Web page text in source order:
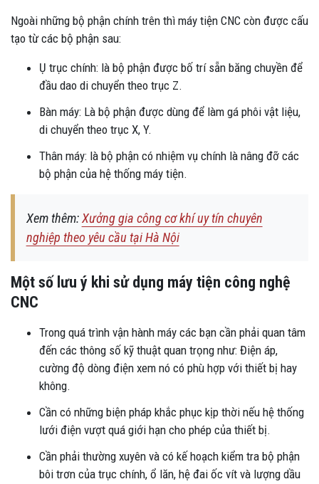
Ngoài những bộ phận chính trên thì máy tiện CNC còn được cấu
tạo từ các bộ phận sau:
Ụ trục chính: là bộ phận được bố trí sẵn băng chuyền để
đầu dao di chuyển theo trục Z.
Bàn máy: Là bộ phận được dùng để làm gá phôi vật liệu,
di chuyển theo trục X, Y.
Thân máy: là bộ phận có nhiệm vụ chính là nâng đỡ các
bộ phận của hệ thống máy tiện.
Xem thêm:Xưởng gia công cơ khí uy tín chuyên
nghiệp theo yêu cầu tại Hà Nội
Một số lưu ý khi sử dụng máy tiện công nghệ
CNC
Trong quá trình vận hành máy các bạn cần phải quan tâm
đến các thông số kỹ thuật quan trọng như: Điện áp,
cường độ dòng điện xem nó có phù hợp với thiết bị hay
không.
Cần có những biện pháp khắc phục kịp thời nếu hệ thống
lưới điện vượt quá giới hạn cho phép của thiết bị.
Cần phải thường xuyên và có kế hoạch kiểm tra bộ phận
bôi trơn của trục chính, ổ lăn, hệ đai ốc vít và lượng dầu